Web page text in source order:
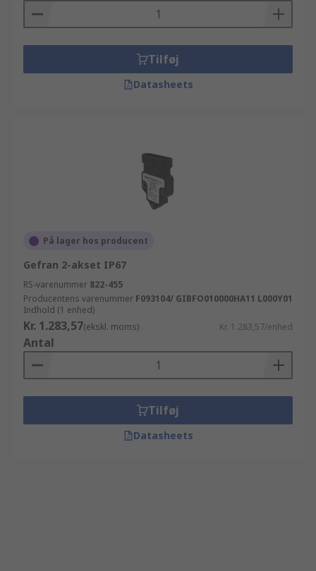
Tilføj
Datasheets
På lager hos producent
Gefran 2-akset IP67
RS-varenummer 822-455
Producentens varenummer F093104/ GIBFO010000HA11 L000Y01
Indhold (1 enhed)
Kr. 1.283,57(ekskl. moms) Kr. 1.283,57/enhed
Antal
Tilføj
Datasheets